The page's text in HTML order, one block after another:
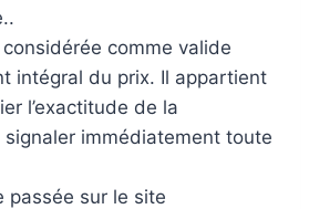
comme valide
intégral du prix. Il appartient
l’exactitude de la
immédiatement toute
passée sur le site